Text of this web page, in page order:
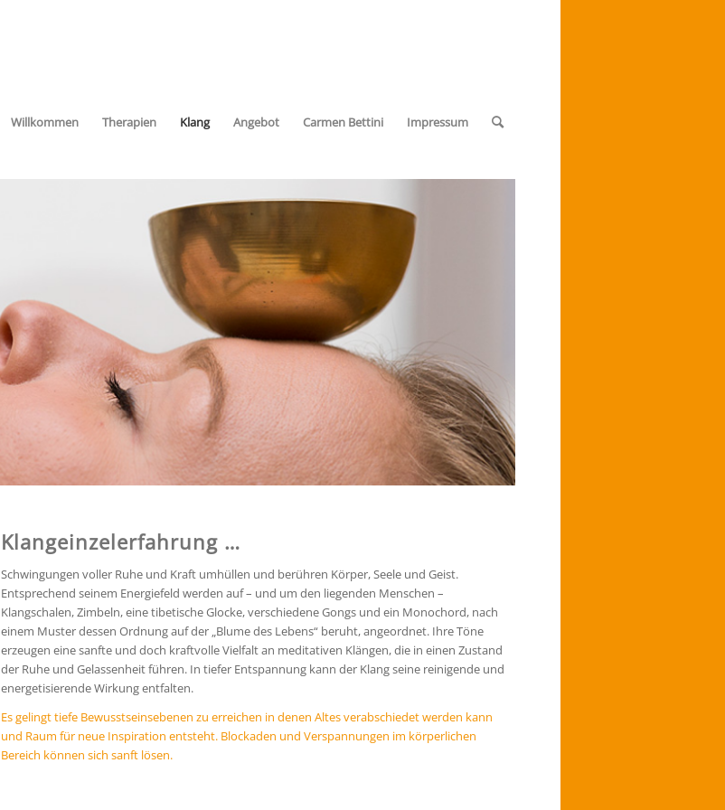
Willkommen Therapien Klang Angebot Carmen Bettini Impressum
Klangeinzelerfahrung …
Schwingungen voller Ruhe und Kraft umhüllen und berühren Körper, Seele und Geist.
Entsprechend seinem Energiefeld werden auf – und um den liegenden Menschen –
Klangschalen, Zimbeln, eine tibetische Glocke, verschiedene Gongs und ein Monochord, nach
einem Muster dessen Ordnung auf der „Blume des Lebens“ beruht, angeordnet. Ihre Töne
erzeugen eine sanfte und doch kraftvolle Vielfalt an meditativen Klängen, die in einen Zustand
der Ruhe und Gelassenheit führen. In tiefer Entspannung kann der Klang seine reinigende und
energetisierende Wirkung entfalten.
Es gelingt tiefe Bewusstseinsebenen zu erreichen in denen Altes verabschiedet werden kann
und Raum für neue Inspiration entsteht. Blockaden und Verspannungen im körperlichen
Bereich können sich sanft lösen.